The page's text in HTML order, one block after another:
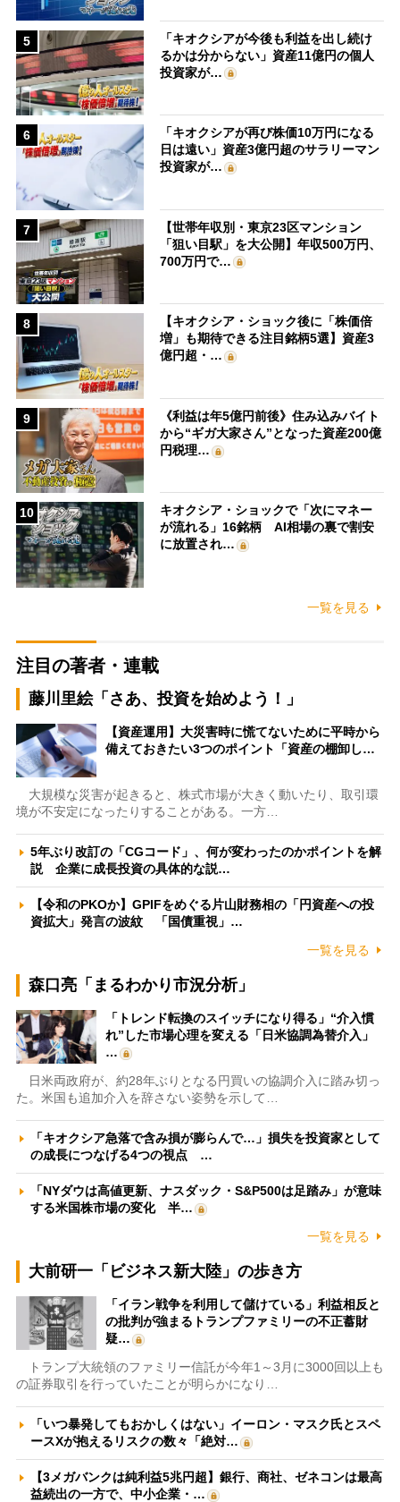
5
「キオクシアが今後も利益を出し続け
るかは分からない」資産11億円の個人
投資家が…
6
「キオクシアが再び株価10万円になる
日は遠い」資産3億円超のサラリーマン
投資家が…
7
【世帯年収別・東京23区マンション
「狙い目駅」を大公開】年収500万円、
700万円で…
8
【キオクシア・ショック後に「株価倍
増」も期待できる注目銘柄5選】資産3
億円超・…
9
《利益は年5億円前後》住み込みバイト
から“ギガ大家さん”となった資産200億
円税理…
10
キオクシア・ショックで「次にマネー
が流れる」16銘柄 AI相場の裏で割安
に放置され…
一覧を見る
注目の著者・連載
藤川里絵「さあ、投資を始めよう！」
【資産運用】大災害時に慌てないために平時から
備えておきたい3つのポイント「資産の棚卸し…
大規模な災害が起きると、株式市場が大きく動いたり、取引環
境が不安定になったりすることがある。一方…
5年ぶり改訂の「CGコード」、何が変わったのかポイントを解
説 企業に成長投資の具体的な説…
【令和のPKOか】GPIFをめぐる片山財務相の「円資産への投
資拡大」発言の波紋 「国債重視」…
一覧を見る
森口亮「まるわかり市況分析」
「トレンド転換のスイッチになり得る」“介入慣
れ”した市場心理を変える「日米協調為替介入」
…
日米両政府が、約28年ぶりとなる円買いの協調介入に踏み切っ
た。米国も追加介入を辞さない姿勢を示して…
「キオクシア急落で含み損が膨らんで…」損失を投資家として
の成長につなげる4つの視点 …
「NYダウは高値更新、ナスダック・S&P500は足踏み」が意味
する米国株市場の変化 半…
一覧を見る
大前研一「ビジネス新大陸」の歩き方
「イラン戦争を利用して儲けている」利益相反と
の批判が強まるトランプファミリーの不正蓄財
疑…
トランプ大統領のファミリー信託が今年1～3月に3000回以上も
の証券取引を行っていたことが明らかになり…
「いつ暴発してもおかしくはない」イーロン・マスク氏とスペ
ースXが抱えるリスクの数々「絶対…
【3メガバンクは純利益5兆円超】銀行、商社、ゼネコンは最高
益続出の一方で、中小企業・…